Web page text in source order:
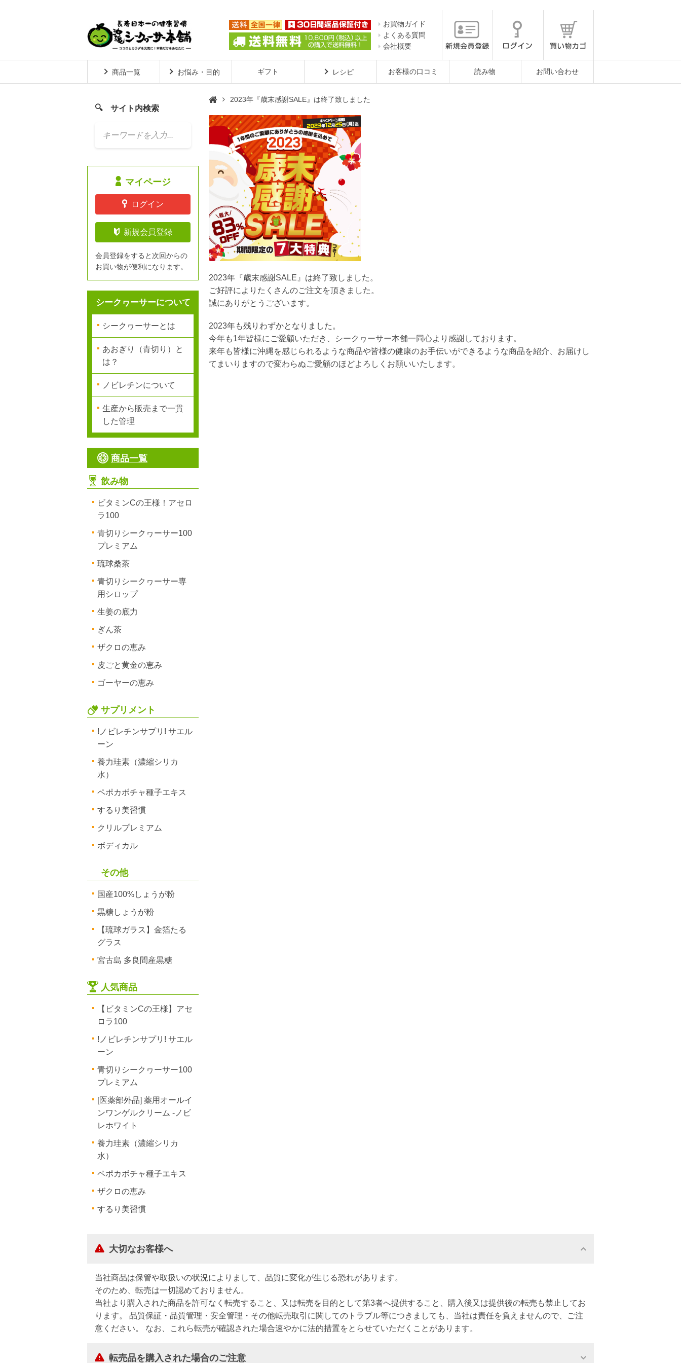
お買物ガイド
よくある質問
会社概要
商品一覧 お悩み・目的 ギフト レシピ お客様の口コミ 読み物 お問い合わせ
2023年『歳末感謝SALE』は終了致しました
2023年『歳末感謝SALE』は終了致しました。
ご好評によりたくさんのご注文を頂きました。
誠にありがとうございます。
2023年も残りわずかとなりました。
今年も1年皆様にご愛顧いただき、シークヮーサー本舗一同心より感謝しております。
来年も皆様に沖縄を感じられるような商品や皆様の健康のお手伝いができるような商品を紹介、お届けし
てまいりますので変わらぬご愛顧のほどよろしくお願いいたします。
サイト内検索
🔍
マイページ
ログイン
新規会員登録
会員登録をすると次回からの
お買い物が便利になります。
シークヮーサーについて
シークヮーサーとは
あおぎり（青切り）と
は？
ノビレチンについて
生産から販売まで一貫
した管理
商品一覧
飲み物
ビタミンCの王様！アセロ
ラ100
青切りシークヮーサー100
プレミアム
琉球桑茶
青切りシークヮーサー専
用シロップ
生姜の底力
ぎん茶
ザクロの恵み
皮ごと黄金の恵み
ゴーヤーの恵み
サプリメント
!ノビレチンサプリ! サエル
ーン
養力珪素（濃縮シリカ
水）
ペポカボチャ種子エキス
するり美習慣
クリルプレミアム
ボディカル
その他
国産100%しょうが粉
黒糖しょうが粉
【琉球ガラス】金箔たる
グラス
宮古島 多良間産黒糖
人気商品
【ビタミンCの王様】アセ
ロラ100
!ノビレチンサプリ! サエル
ーン
青切りシークヮーサー100
プレミアム
[医薬部外品] 薬用オールイ
ンワンゲルクリーム -ノビ
レホワイト
養力珪素（濃縮シリカ
水）
ペポカボチャ種子エキス
ザクロの恵み
するり美習慣
大切なお客様へ
当社商品は保管や取扱いの状況によりまして、品質に変化が生じる恐れがあります。
そのため、転売は一切認めておりません。
当社より購入された商品を許可なく転売すること、又は転売を目的として第3者へ提供すること、購入後又は提供後の転売も禁止してお
ります。 品質保証・品質管理・安全管理・その他転売取引に関してのトラブル等につきましても、当社は責任を負えませんので、ご注
意ください。 なお、これら転売が確認された場合速やかに法的措置をとらせていただくことがあります。
転売品を購入された場合のご注意